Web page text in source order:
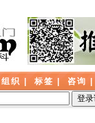
组织 标签 咨询